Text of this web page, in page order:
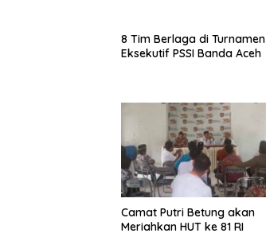
8 Tim Berlaga di Turnamen
Eksekutif PSSI Banda Aceh
Camat Putri Betung akan
Meriahkan HUT ke 81 RI